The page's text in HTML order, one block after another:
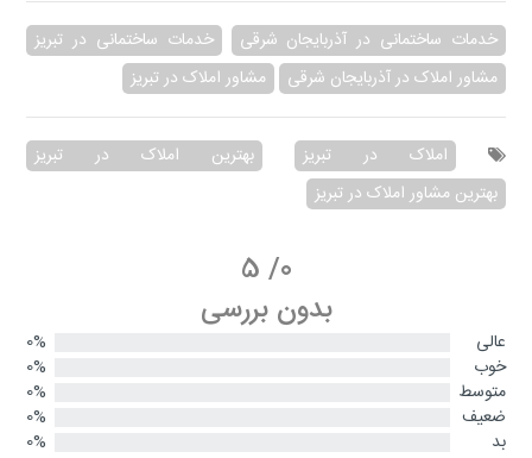
خدمات ساختمانی در آذربایجان شرقی
خدمات ساختمانی در تبریز
مشاور املاک در آذربایجان شرقی
مشاور املاک در تبریز
املاک در تبریز
بهترین املاک در تبریز
بهترین مشاور املاک در تبریز
0
/
5
بدون بررسی
عالی
0%
خوب
0%
متوسط
0%
ضعیف
0%
بد
0%